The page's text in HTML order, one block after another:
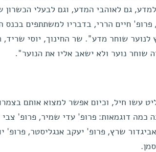
גם לאוהבי המדע, וגם לבעלי הכשרון
חיים הררי, בדבריו למשתתפים בכנס
שוחר מדע". שר החינוך, יוסי שריד,
שוחר נוער ולא ישאב אליו את הנוער".
עשו חיל, וכיום אפשר למצוא אותם
כמה דוגמאות: פרופ' עדי שמיר, פרופ' צבי
שרץ, פרופ' יעקב אנגליסטר, פרופ'